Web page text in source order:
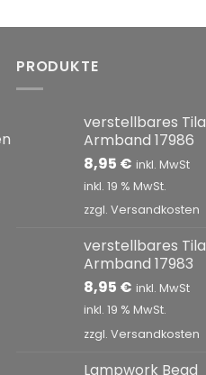
PRODUKTE
verstellbares Tila
Armband 17986
8,95 € inkl. MwSt
inkl. 19 % MwSt.
zzgl. Versandkosten
verstellbares Tila
Armband 17983
8,95 € inkl. MwSt
inkl. 19 % MwSt.
zzgl. Versandkosten
Lampwork Bead